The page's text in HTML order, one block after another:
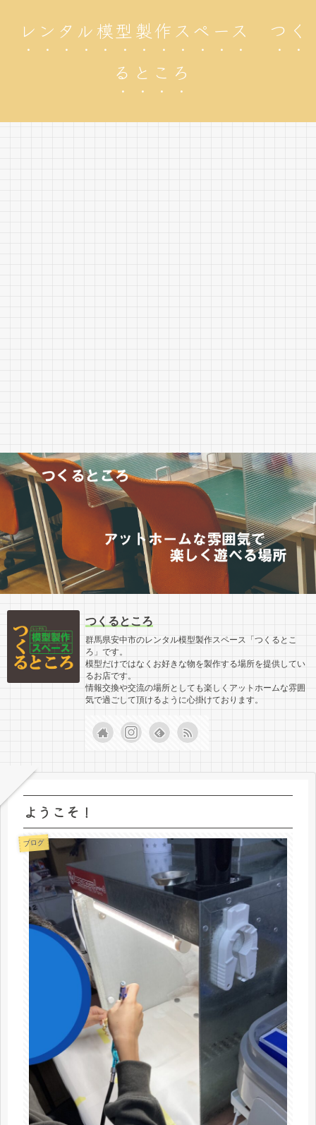
レンタル模型製作スペース つく
るところ
つくるところ
群馬県安中市のレンタル模型製作スペース「つくるとこ
ろ」です。
模型だけではなくお好きな物を製作する場所を提供してい
るお店です。
情報交換や交流の場所としても楽しくアットホームな雰囲
気で過ごして頂けるように心掛けております。
ようこそ！
ブログ